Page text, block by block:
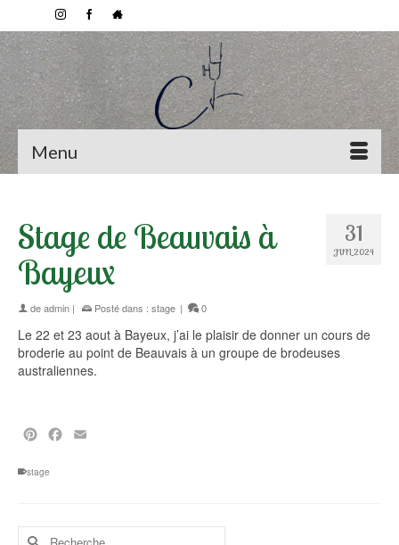
Menu
31
JUIL 2024
Stage de Beauvais à
Bayeux
deadmin | Posté dans : stage | 0
Le 22 et 23 aout à Bayeux, j’ai le plaisir de donner un cours de
broderie au point de Beauvais à un groupe de brodeuses
australiennes.
PinterestFacebook
stage
Rechercher :